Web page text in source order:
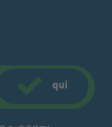
qui